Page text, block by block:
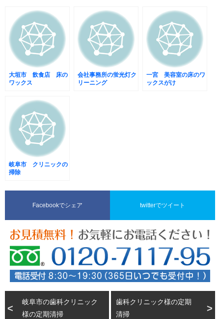
大垣市 飲食店 床の
ワックス
会社事務所の蛍光灯ク
リーニング
一宮 美容室の床のワ
ックスがけ
岐阜市 クリニックの
掃除
Facebookでシェア twitterでツイート
岐阜市の歯科クリニック
様の定期清掃
歯科クリニック様の定期
清掃